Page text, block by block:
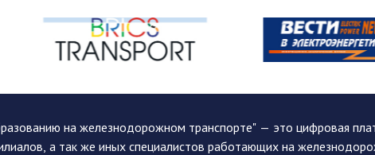
на железнодорожном транспорте" — это цифровая
а так же иных специалистов работающих на